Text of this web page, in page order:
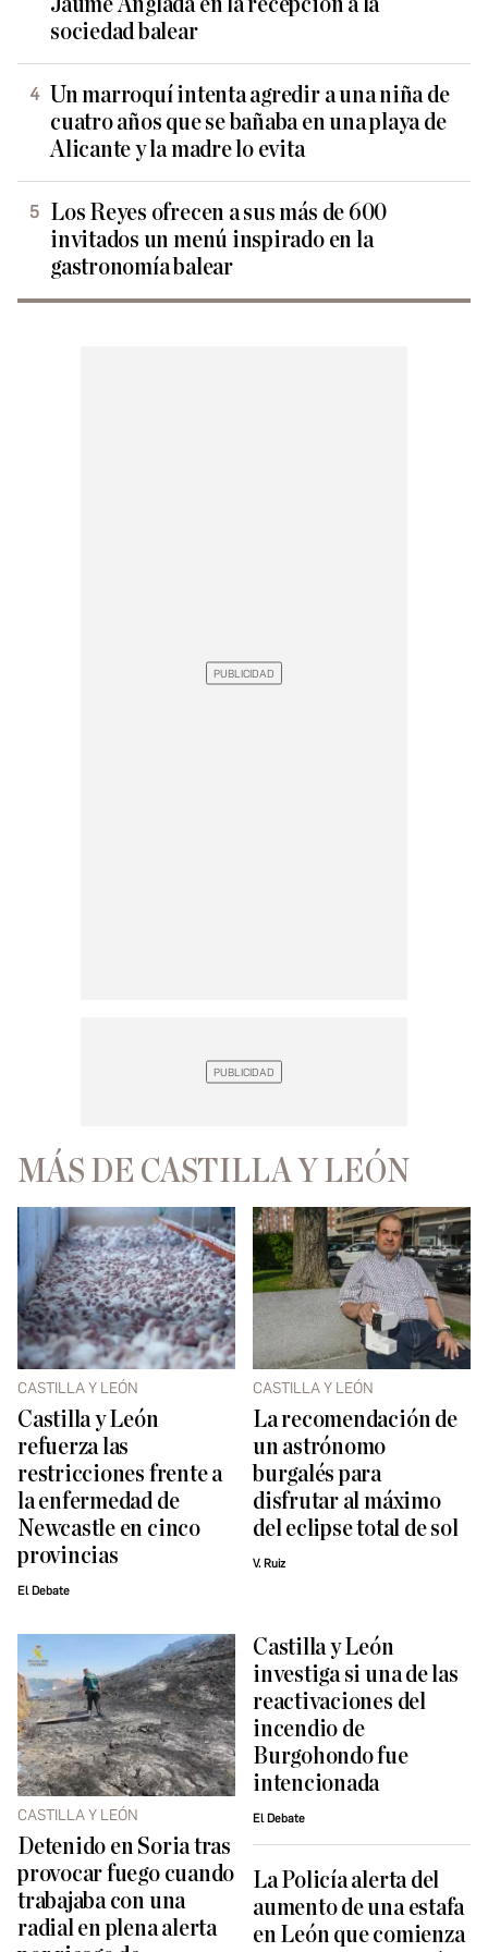
sociedad balear
Un marroquí intenta agredir a una niña de
cuatro años que se bañaba en una playa de
Alicante y la madre lo evita
Los Reyes ofrecen a sus más de 600
invitados un menú inspirado en la
gastronomía balear
MÁS DE CASTILLA Y LEÓN
CASTILLA Y LEÓN
Castilla y León
refuerza las
restricciones frente a
la enfermedad de
Newcastle en cinco
provincias
El Debate
CASTILLA Y LEÓN
La recomendación de
un astrónomo
burgalés para
disfrutar al máximo
del eclipse total de sol
V. Ruiz
CASTILLA Y LEÓN
Detenido en Soria tras
provocar fuego cuando
trabajaba con una
radial en plena alerta
Castilla y León
investiga si una de las
reactivaciones del
incendio de
Burgohondo fue
intencionada
El Debate
La Policía alerta del
aumento de una estafa
en León que comienza